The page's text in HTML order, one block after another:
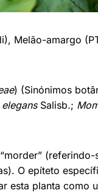
Melão-amargo
) (Sinónimos
Salisb.;
(referindo-
O epíteto
esta planta como